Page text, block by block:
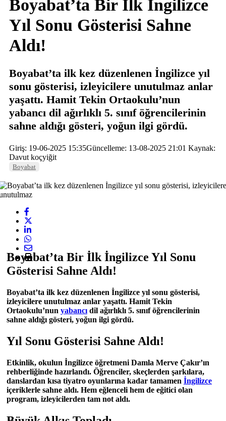
Boyabat’ta Bir İlk İngilizce
Yıl Sonu Gösterisi Sahne
Aldı!
Boyabat’ta ilk kez düzenlenen İngilizce yıl
sonu gösterisi, izleyicilere unutulmaz anlar
yaşattı. Hamit Tekin Ortaokulu’nun
yabancı dil ağırlıklı 5. sınıf öğrencilerinin
sahne aldığı gösteri, yoğun ilgi gördü.
Giriş: 19-06-2025 15:35Güncelleme: 13-08-2025 21:01 Kaynak:
Davut koçyiğit
Boyabat
Boyabat’ta Bir İlk İngilizce Yıl Sonu
Gösterisi Sahne Aldı!
Boyabat’ta ilk kez düzenlenen İngilizce yıl sonu gösterisi,
izleyicilere unutulmaz anlar yaşattı. Hamit Tekin
Ortaokulu’nun yabancı dil ağırlıklı 5. sınıf öğrencilerinin
sahne aldığı gösteri, yoğun ilgi gördü.
Yıl Sonu Gösterisi Sahne Aldı!
Etkinlik, okulun İngilizce öğretmeni Damla Merve Çakır’ın
rehberliğinde hazırlandı. Öğrenciler, skeçlerden şarkılara,
danslardan kısa tiyatro oyunlarına kadar tamamen İngilizce
içeriklerle sahne aldı. Hem eğlenceli hem de eğitici olan
program, izleyicilerden tam not aldı.